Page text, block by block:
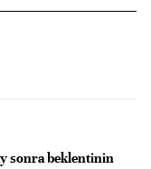
sonra beklentinin